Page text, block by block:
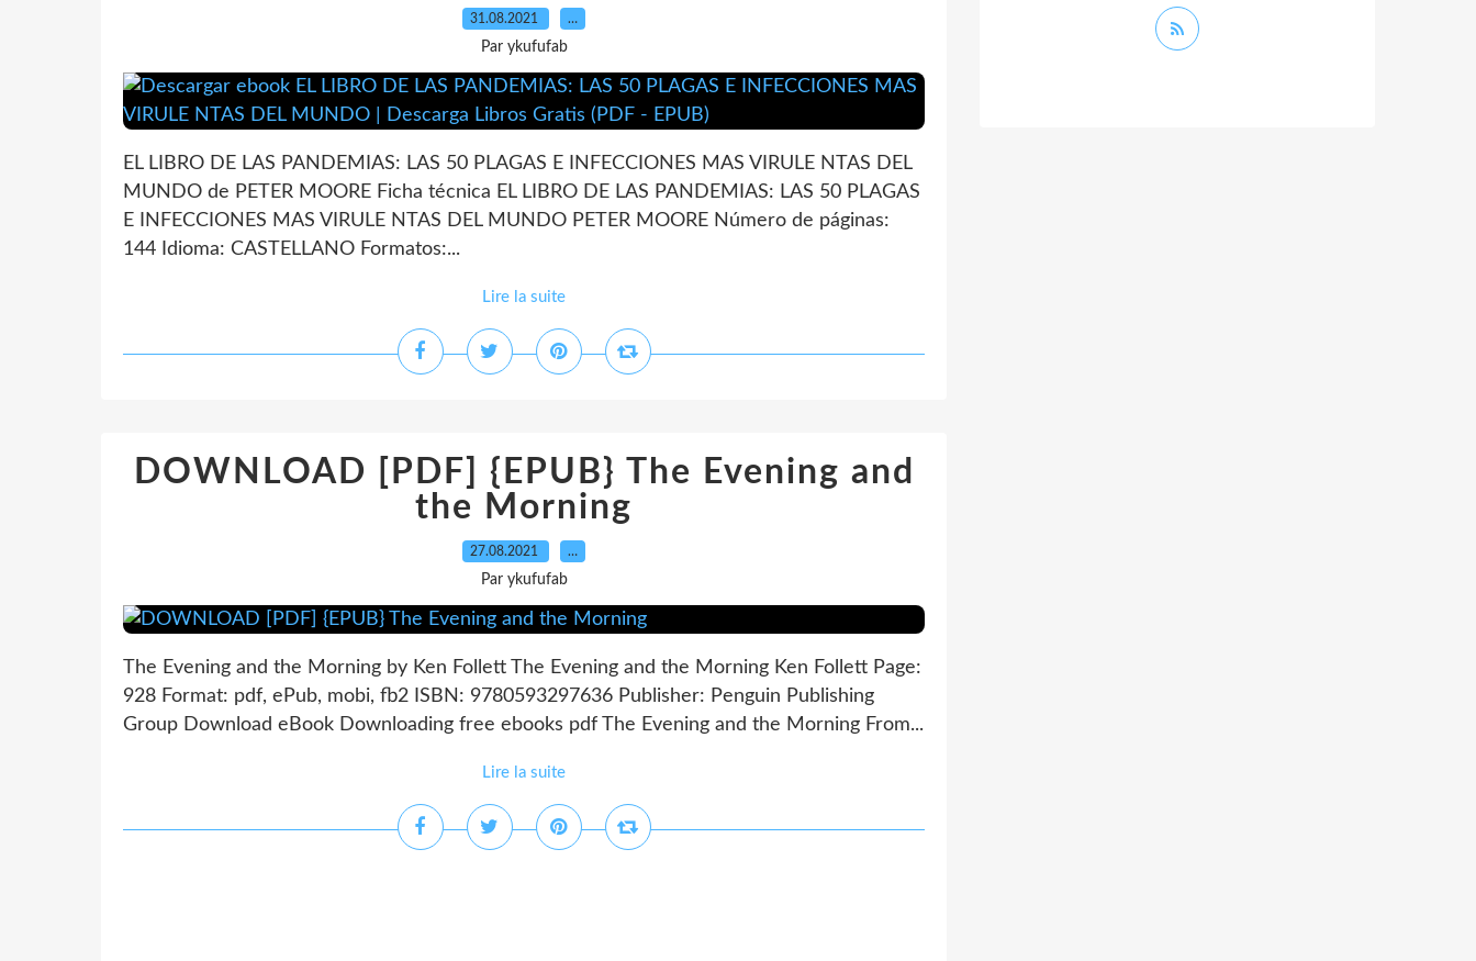
31.08.2021 …
Par ykufufab
EL LIBRO DE LAS PANDEMIAS: LAS 50 PLAGAS E INFECCIONES MAS VIRULE NTAS DEL
MUNDO de PETER MOORE Ficha técnica EL LIBRO DE LAS PANDEMIAS: LAS 50 PLAGAS
E INFECCIONES MAS VIRULE NTAS DEL MUNDO PETER MOORE Número de páginas:
144 Idioma: CASTELLANO Formatos:...
Lire la suite
DOWNLOAD [PDF] {EPUB} The Evening and
the Morning
27.08.2021 …
Par ykufufab
The Evening and the Morning by Ken Follett The Evening and the Morning Ken Follett Page:
928 Format: pdf, ePub, mobi, fb2 ISBN: 9780593297636 Publisher: Penguin Publishing
Group Download eBook Downloading free ebooks pdf The Evening and the Morning From...
Lire la suite